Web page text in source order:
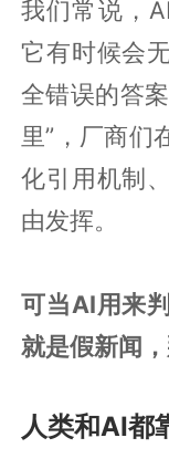
我们常说，
它有时候会
全错误的答
里”，厂商们
化引用机制
由发挥。
可当AI用来
就是假新闻
人类和AI都